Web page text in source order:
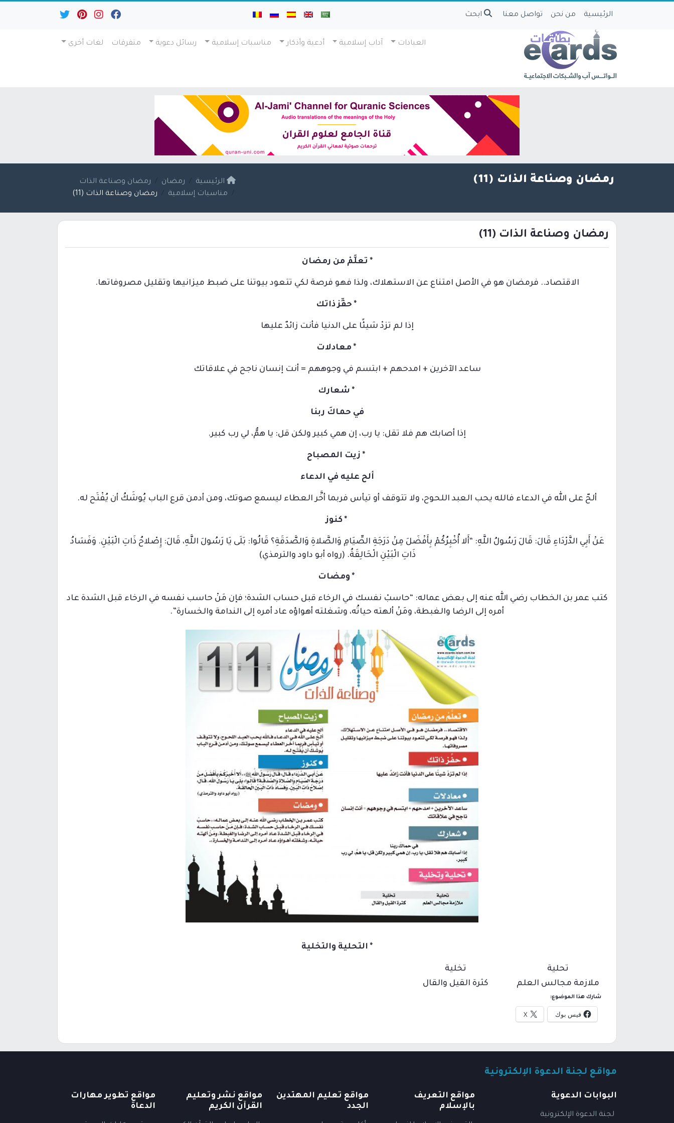
الرئيسية من نحن تواصل معنا ابحث
العبادات آداب إسلامية أدعية وأذكار مناسبات إسلامية رسائل دعوية متفرقات لغات أخرى
رمضان وصناعة الذات (11) الرئيسية رمضان
رمضان وصناعة الذات
مناسبات إسلامية
رمضان وصناعة الذات (11)
رمضان وصناعة الذات (11)
* تعلَّمْ من رمضان
الاقتصاد.. فرمضان هو في الأصل امتناع عن الاستهلاك، ولذا فهو فرصة لكي تتعود بيوتنا على ضبط ميزانيها وتقليل مصروفاتها.
* حفِّز ذاتك
إذا لم تزدْ شيئًا على الدنيا فأنت زائدٌ عليها
* معادلات
ساعد الآخرين + امدحهم + ابتسم في وجوههم = أنت إنسان ناجح في علاقاتك
* شعارك
في حماكَ ربنا
إذا أصابك هم فلا تقل: يا رب، إن همي كبير ولكن قل: يا همُّ، لي رب كبير.
* زيت المصباح
ألح عليه في الدعاء
ألحّ على الله في الدعاء فالله يحب العبد اللحوح، ولا تتوقف أو تيأس فربما أخَّر العطاء ليسمع صوتك، ومن أدمن قرع الباب يُوشَكُ أن يُفْتَح له.
* كنوز
عَنْ أَبِي الدَّرْدَاءِ قَالَ: قَالَ رَسُولُ اللَّهِ: “أَلا أُخْبِرُكُمْ بِأَفْضَلَ مِنْ دَرَجَةِ الصِّيَامِ وَالصَّلاةِ وَالصَّدَقَةِ؟ قَالُوا: بَلَى يَا رَسُولَ اللَّهِ، قَالَ: إِصْلاحُ ذَاتِ الْبَيْنِ. وَفَسَادُ
ذَاتِ الْبَيْنِ الْحَالِقَةُ. (رواه أبو داود والترمذي)
* ومضات
كتب عمر بن الخطاب رضي الله عنه إلى بعض عماله: “حاسبْ نفسك في الرخاء قبل حساب الشدة؛ فإن مَنْ حاسب نفسه في الرخاء قبل الشدة عاد
أمره إلى الرضا والغبطة، ومَنْ ألهته حياتُه، وشغلته أهواؤه عاد أمره إلى الندامة والخسارة”.
* التحلية والتخلية
تحلية
تخلية
ملازمة مجالس العلم
كثرة القيل والقال
شارك هذا الموضوع:
فيس بوك X
مواقع لجنة الدعوة الإلكترونية
البوابات الدعوية
لجنة الدعوة الإلكترونية
مواقع التعريف
بالإسلام
مواقع تعليم المهتدين
الجدد
مواقع نشر وتعليم
القرآن الكريم
مواقع تطوير مهارات
الدعاة